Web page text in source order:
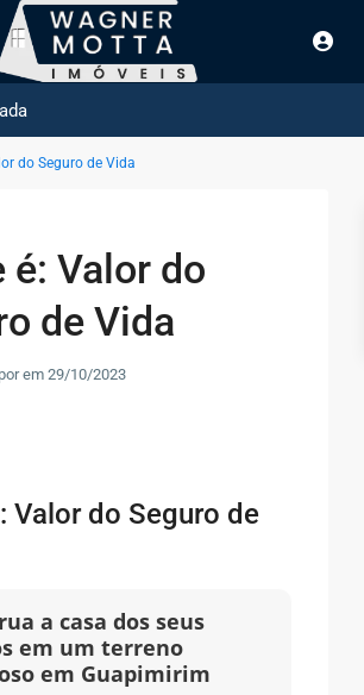
do Seguro de Vida
é: Valor do
de Vida
em 29/10/2023
Valor do Seguro de
a casa dos seus
em um terreno
em Guapimirim